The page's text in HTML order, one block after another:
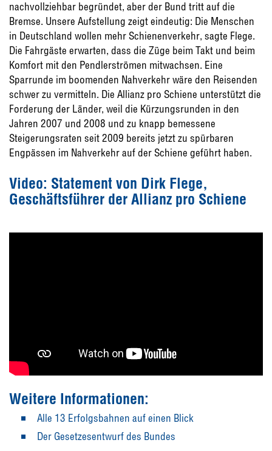
nachvollziehbar begründet, aber der Bund tritt auf die
Bremse. Unsere Aufstellung zeigt eindeutig: Die Menschen
in Deutschland wollen mehr Schienenverkehr, sagte Flege.
Die Fahrgäste erwarten, dass die Züge beim Takt und beim
Komfort mit den Pendlerströmen mitwachsen. Eine
Sparrunde im boomenden Nahverkehr wäre den Reisenden
schwer zu vermitteln. Die Allianz pro Schiene unterstützt die
Forderung der Länder, weil die Kürzungsrunden in den
Jahren 2007 und 2008 und zu knapp bemessene
Steigerungsraten seit 2009 bereits jetzt zu spürbaren
Engpässen im Nahverkehr auf der Schiene geführt haben.
Video: Statement von Dirk Flege,
Geschäftsführer der Allianz pro Schiene
Weitere Informationen:
Alle 13 Erfolgsbahnen auf einen Blick
Der Gesetzesentwurf des Bundes